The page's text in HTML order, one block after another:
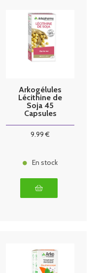
Arkogélules
Lécithine de
Soja 45
Capsules
9.99 €
En stock